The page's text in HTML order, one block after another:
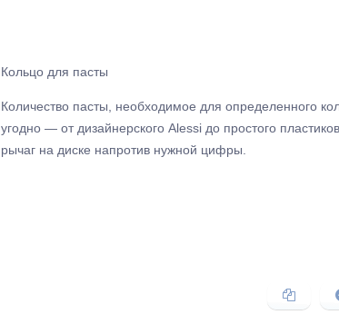
Кольцо для пасты
Количество пасты, необходимое для определенного
угодно — от дизайнерского Alessi до простого
рычаг на диске напротив нужной цифры.
ссылку